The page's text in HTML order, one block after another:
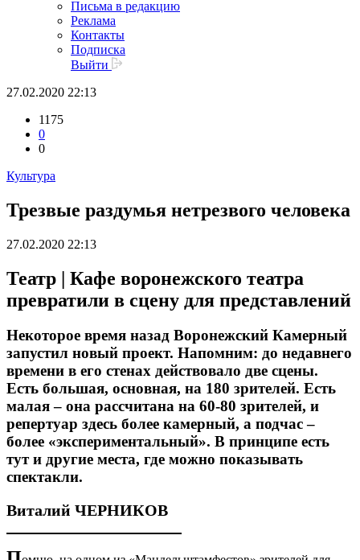
Письма в редакцию
Реклама
Контакты
Подписка
Выйти
27.02.2020 22:13
1175
0
0
Культура
Трезвые раздумья нетрезвого человека
27.02.2020 22:13
Театр | Кафе воронежского театра
превратили в сцену для представлений
Некоторое время назад Воронежский Камерный
запустил новый проект. Напомним: до недавнего
времени в его стенах действовало две сцены.
Есть большая, основная, на 180 зрителей. Есть
малая – она рассчитана на 60-80 зрителей, и
репертуар здесь более камерный, а подчас –
более «экспериментальный». В принципе есть
тут и другие места, где можно показывать
спектакли.
Виталий ЧЕРНИКОВ